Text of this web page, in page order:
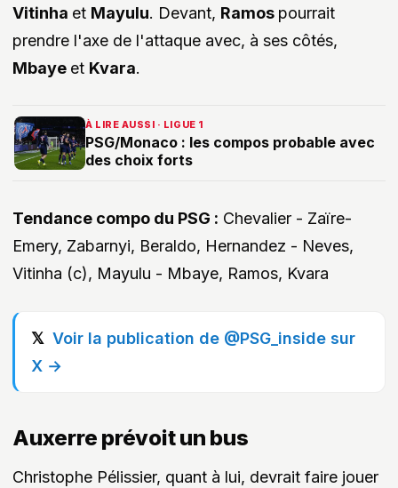
Vitinha et Mayulu. Devant, Ramos pourrait
prendre l'axe de l'attaque avec, à ses côtés,
Mbaye et Kvara.
À LIRE AUSSI · LIGUE 1
PSG/Monaco : les compos probable avec
des choix forts
Tendance compo du PSG : Chevalier - Zaïre-
Emery, Zabarnyi, Beraldo, Hernandez - Neves,
Vitinha (c), Mayulu - Mbaye, Ramos, Kvara
Voir la publication de @PSG_inside sur
X →
Auxerre prévoit un bus
Christophe Pélissier, quant à lui, devrait faire jouer